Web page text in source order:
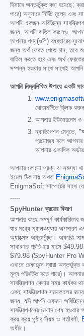
হিসাবে অন্তর্ভুক্ত করা হয়েছে; ক্রয়
পারে) অনুসারে নির্দিষ্ট মূল্যে এবং
আপনি একজন অবিচ্ছিন্ন
জন্য, আপনি বাতিল করলেও, আপনার
আপনার পণ্য(গুলি) ব্যবহারের
জন্য অর্থ ফেরত পেতে চান, তবে
বাতিল করতে হবে এবং অর্থ
সম্পন্ন হওয়ার সাথে সাথেই আপনি
আপনি নিম্নলিখিত উপায়ে একটি
বোতামটিতে ক্লিক
আপনার ইউজারনেম ও
ন্যাভিগেশন মেনুতে,
প্রযোজ্য হলে আপনার
আপনার একাধিক
আপনার কোনো প্রশ্ন বা সমস্যা
ইমেল ঠিকানায় অথবা
EnigmaSoft সাপোর্টের সাথে
-----
SpyHunter ক্রয়ের বিবরণ
আপনার কাছে সম্পূর্ণ
যার মধ্যে ম্যালওয়্যার অপসারণ
অ্যাক্সেস অন্তর্ভুক্ত। অফারিং
সাধারণত প্রতি ছয় মাসে $49.98
$79.98 (SpyHunter Pro
এখানে রেফারেন্স দ্বারা অন্তর্ভুক্ত
মূল্য পরিবর্তিত হতে পারে)। আপনার
সাবস্ক্রিপশন কেনার সময় কার্যকর
একই সাবস্ক্রিপশন সময়কালের
জন্য, যদি আপনি একজন
সাবস্ক্রিপশনের মেয়াদ শেষ
ক্রয় ক্রয় পৃষ্ঠার নিয়ম ও শর্তাবলী,
অধীন।